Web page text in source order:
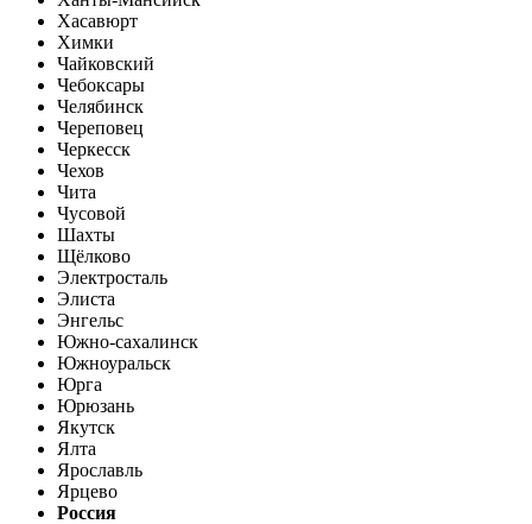
Хасавюрт
Химки
Чайковский
Чебоксары
Челябинск
Череповец
Черкесск
Чехов
Чита
Чусовой
Шахты
Щёлково
Электросталь
Элиста
Энгельс
Южно-сахалинск
Южноуральск
Юрга
Юрюзань
Якутск
Ялта
Ярославль
Ярцево
Россия